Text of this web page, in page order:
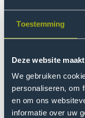
Toestemming
Deze website
We gebruiken
personaliseren, om
en om ons
informatie over uw
eventEvenement
datum
nov Evenement
naam
Go
to
Voorlichtingssessie
event
Ontvang
brochure